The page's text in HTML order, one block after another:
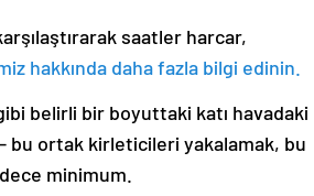
saatler harcar,
hakkında daha fazla bilgi edinin.
belirli bir boyuttaki katı havadaki
– bu ortak kirleticileri yakalamak, bu
minimum.